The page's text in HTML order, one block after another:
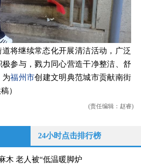
将继续常态化开展清洁活动，广泛
参与，戮力同心营造干净整洁、舒
为福州市创建文明典范城市贡献南街
）
(责任编辑：赵睿)
24小时点击排行榜
木 老人被“低温暖脚炉